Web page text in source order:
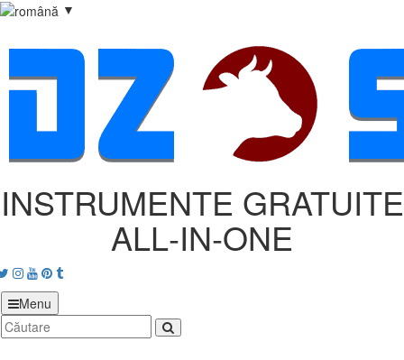
▼
INSTRUMENTE GRATUITE
ALL‑IN‑ONE
Twitter
Instagram
Youtube
Pinterest
tumblr
Menu